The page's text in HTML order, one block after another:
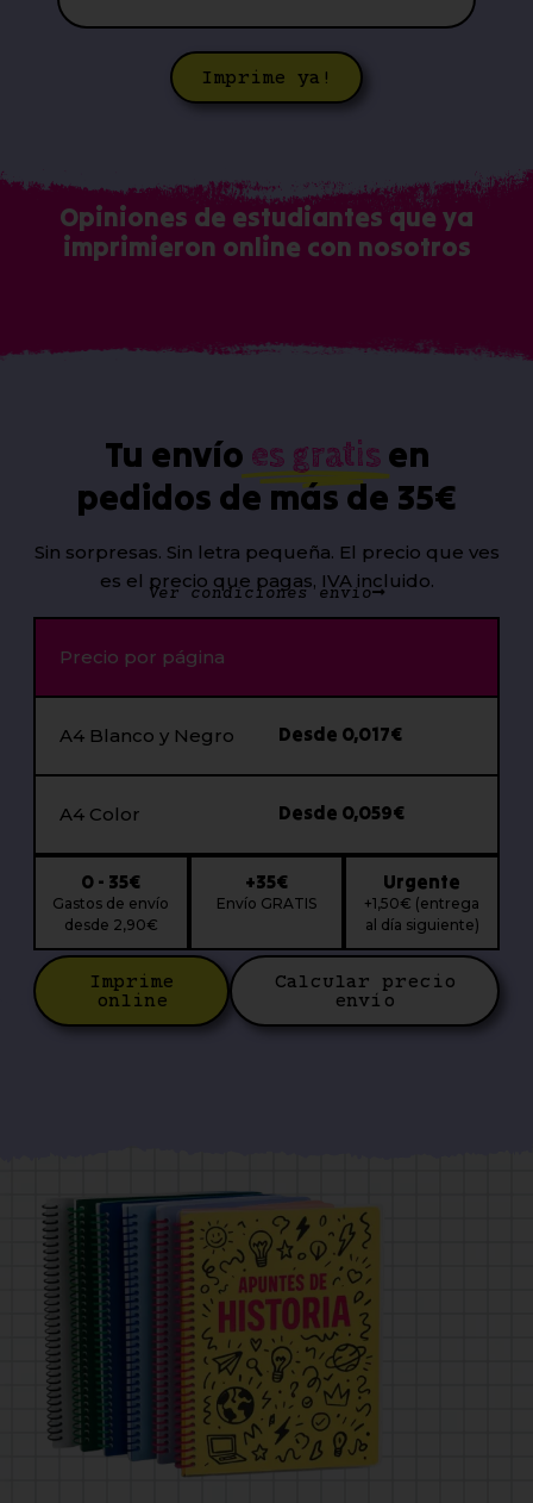
Imprime ya!
Opiniones de estudiantes que ya
imprimieron online con nosotros
Tu envío es gratis en
pedidos de más de 35€
Sin sorpresas. Sin letra pequeña. El precio que ves
es el precio que pagas, IVA incluido.
Ver condiciones envío
Precio por página
A4 Blanco y Negro Desde 0,017€
A4 Color Desde 0,059€
0 - 35€
Gastos de envío
desde 2,90€
+35€
Envío GRATIS
Urgente
+1,50€ (entrega
al día siguiente)
Imprime
online
Calcular precio
envío